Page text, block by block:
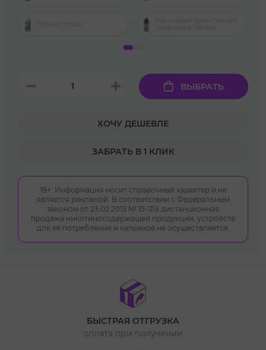
ВЫБРАТЬ
ХОЧУ ДЕШЕВЛЕ
ЗАБРАТЬ В 1 КЛИК
18+. Информация носит справочный характер и не
является рекламой. В соответствии с Федеральным
законом от 23.02.2013 № 15-ФЗ дистанционная
продажа никотиносодержащей продукции, устройств
для её потребления и кальянов не осуществляется.
БЫСТРАЯ ОТГРУЗКА
оплата при получении